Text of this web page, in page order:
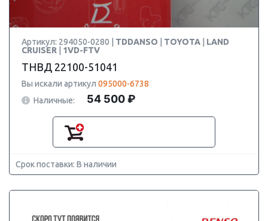
Артикул: 294050-0280 | TDDANSO TOYOTA
LAND
CRUISER
1VD-FTV
ТНВД 22100-51041
Вы искали артикул 095000-6738
Наличные:
54 500 ₽
Срок поставки: В наличии